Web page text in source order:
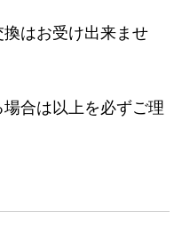
はお受け出来ませ
合は以上を必ずご理